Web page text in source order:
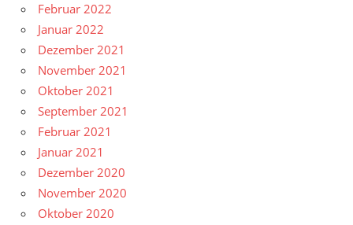
Februar 2022
Januar 2022
Dezember 2021
November 2021
Oktober 2021
September 2021
Februar 2021
Januar 2021
Dezember 2020
November 2020
Oktober 2020